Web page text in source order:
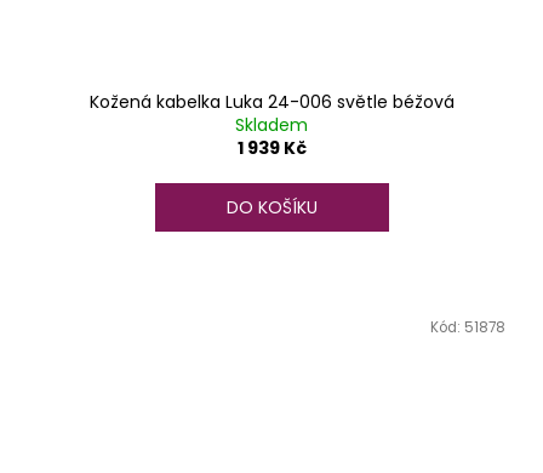
Kožená kabelka Luka 24-006 světle béžová
Skladem
1 939 Kč
DO KOŠÍKU
Kód: 51878